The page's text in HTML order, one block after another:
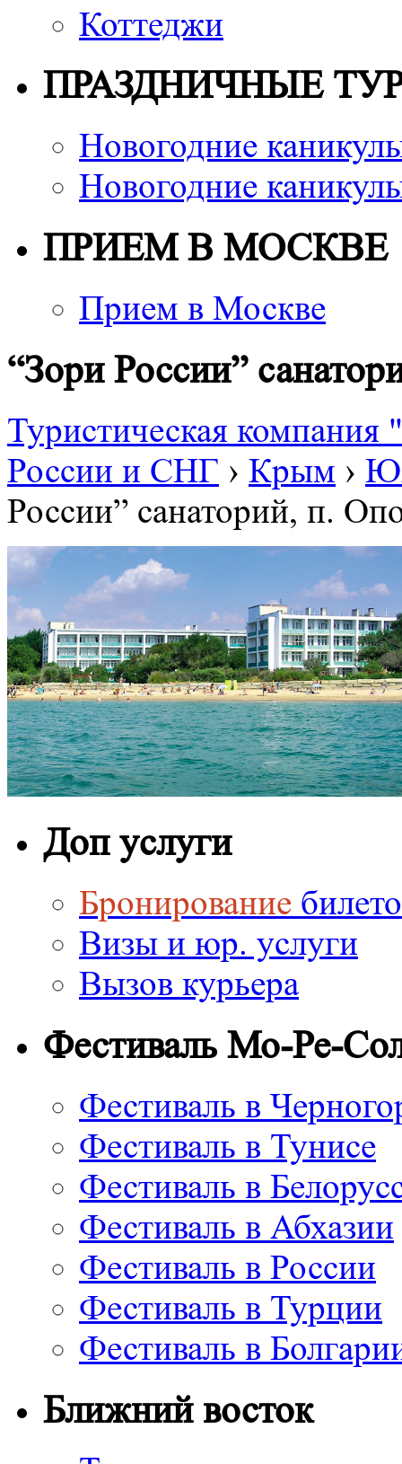
Коттеджи
ПРАЗДНИЧНЫЕ
Новогодние
Новогодние
ПРИЕМ В МОСКВЕ
Прием в Москве
“Зори России”
Туристическая
России и СНГ › Крым ›
России” санаторий, п.
Доп услуги
Бронирование
Визы и юр. услуги
Вызов курьера
Фестиваль Мо-Ре-
Фестиваль в
Фестиваль в Тунисе
Фестиваль в
Фестиваль в Абхазии
Фестиваль в России
Фестиваль в Турции
Фестиваль в
Ближний восток